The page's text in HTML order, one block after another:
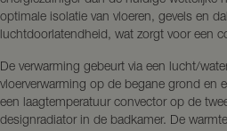
optimale isolatie van vloeren, gevels en
luchtdoorlatendheid, wat zorgt voor een
De verwarming gebeurt via een lucht/
vloerverwarming op de begane grond en
een laagtemperatuur convector op de
designradiator in de badkamer. De